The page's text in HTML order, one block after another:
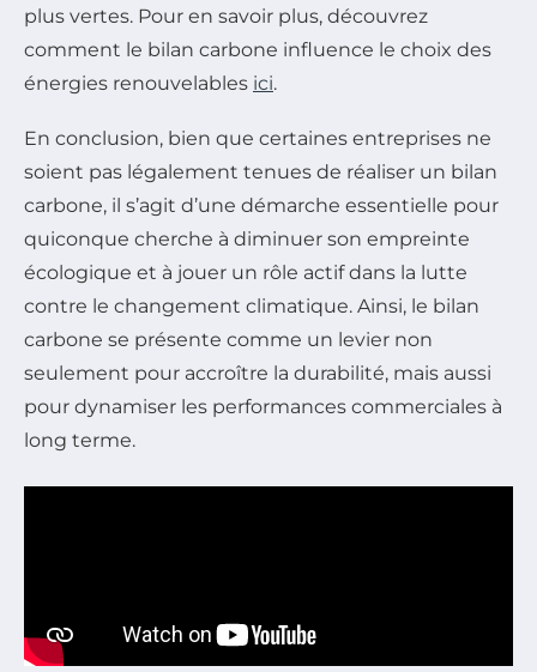
plus vertes. Pour en savoir plus, découvrez
comment le bilan carbone influence le choix des
énergies renouvelables ici.
En conclusion, bien que certaines entreprises ne
soient pas légalement tenues de réaliser un bilan
carbone, il s’agit d’une démarche essentielle pour
quiconque cherche à diminuer son empreinte
écologique et à jouer un rôle actif dans la lutte
contre le changement climatique. Ainsi, le bilan
carbone se présente comme un levier non
seulement pour accroître la durabilité, mais aussi
pour dynamiser les performances commerciales à
long terme.